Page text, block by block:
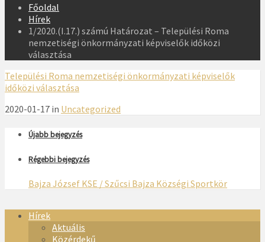
Főoldal
Hírek
1/2020.(I.17.) számú Határozat – Települési Roma
nemzetiségi önkormányzati képviselők időközi
választása
Települési Roma nemzetiségi önkormányzati képviselők
időközi választása
2020-01-17 in Uncategorized
Újabb bejegyzés
Régebbi bejegyzés
Bajza József KSE / Szűcsi Bajza Községi Sportkör
Hírek
Aktuális
Közérdekű